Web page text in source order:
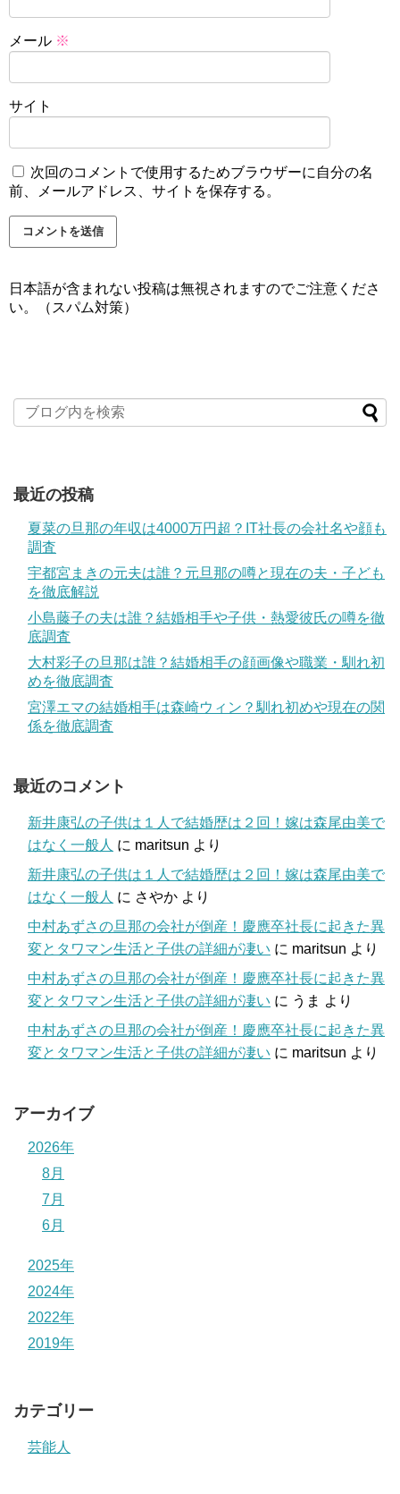
メール ※
サイト
次回のコメントで使用するためブラウザーに自分の名
前、メールアドレス、サイトを保存する。
日本語が含まれない投稿は無視されますのでご注意くださ
い。（スパム対策）
最近の投稿
夏菜の旦那の年収は4000万円超？IT社長の会社名や顔も
調査
宇都宮まきの元夫は誰？元旦那の噂と現在の夫・子ども
を徹底解説
小島藤子の夫は誰？結婚相手や子供・熱愛彼氏の噂を徹
底調査
大村彩子の旦那は誰？結婚相手の顔画像や職業・馴れ初
めを徹底調査
宮澤エマの結婚相手は森崎ウィン？馴れ初めや現在の関
係を徹底調査
最近のコメント
新井康弘の子供は１人で結婚歴は２回！嫁は森尾由美で
はなく一般人 に maritsun より
新井康弘の子供は１人で結婚歴は２回！嫁は森尾由美で
はなく一般人 に さやか より
中村あずさの旦那の会社が倒産！慶應卒社長に起きた異
変とタワマン生活と子供の詳細が凄い に maritsun より
中村あずさの旦那の会社が倒産！慶應卒社長に起きた異
変とタワマン生活と子供の詳細が凄い に うま より
中村あずさの旦那の会社が倒産！慶應卒社長に起きた異
変とタワマン生活と子供の詳細が凄い に maritsun より
アーカイブ
2026年
8月
7月
6月
2025年
2024年
2022年
2019年
カテゴリー
芸能人